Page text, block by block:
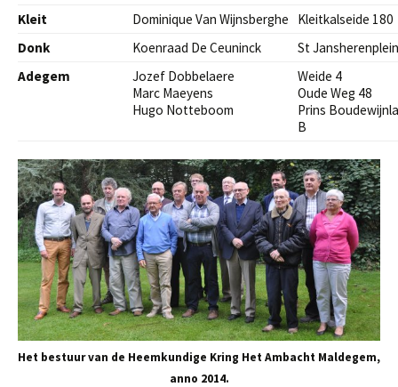
Kleit
Dominique Van Wijnsberghe
Kleitkalseide 180
Donk
Koenraad De Ceuninck
St
Adegem
Jozef Dobbelaere
Marc Maeyens
Hugo Notteboom
Weide 4
Oude Weg 48
Prins
B
Het bestuur van de Heemkundige Kring Het Ambacht Maldegem,
anno 2014.